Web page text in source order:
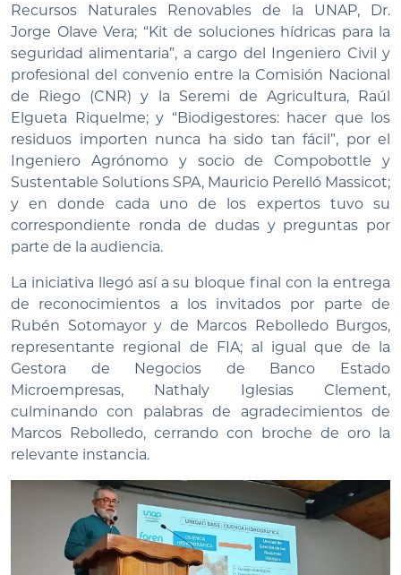
Recursos Naturales Renovables de la UNAP, Dr.
Jorge Olave Vera; “Kit de soluciones hídricas para la
seguridad alimentaria”, a cargo del Ingeniero Civil y
profesional del convenio entre la Comisión Nacional
de Riego (CNR) y la Seremi de Agricultura, Raúl
Elgueta Riquelme; y “Biodigestores: hacer que los
residuos importen nunca ha sido tan fácil”, por el
Ingeniero Agrónomo y socio de Compobottle y
Sustentable Solutions SPA, Mauricio Perelló Massicot;
y en donde cada uno de los expertos tuvo su
correspondiente ronda de dudas y preguntas por
parte de la audiencia.
La iniciativa llegó así a su bloque final con la entrega
de reconocimientos a los invitados por parte de
Rubén Sotomayor y de Marcos Rebolledo Burgos,
representante regional de FIA; al igual que de la
Gestora de Negocios de Banco Estado
Microempresas, Nathaly Iglesias Clement,
culminando con palabras de agradecimientos de
Marcos Rebolledo, cerrando con broche de oro la
relevante instancia.